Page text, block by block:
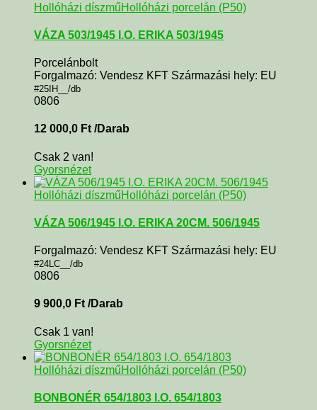
Hollóházi díszműHollóházi porcelán (P50)
VÁZA 503/1945 I.O. ERIKA 503/1945
Porcelánbolt
Forgalmazó: Vendesz KFT Származási hely: EU
#25IH__/db
0806
12 000,0 Ft /Darab
Csak 2 van!
Gyorsnézet
Hollóházi díszműHollóházi porcelán (P50)
VÁZA 506/1945 I.O. ERIKA 20CM. 506/1945
Forgalmazó: Vendesz KFT Származási hely: EU
#24LC__/db
0806
9 900,0 Ft /Darab
Csak 1 van!
Gyorsnézet
Hollóházi díszműHollóházi porcelán (P50)
BONBONÉR 654/1803 I.O. 654/1803